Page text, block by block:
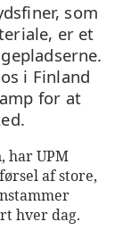
som
er et
i Finland
for at
har UPM
af store,
hver dag.